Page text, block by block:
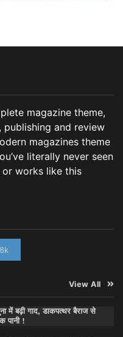
magazine theme,
publishing and review
magazines theme
literally never seen
works like this
8k
View All
में बढ़ी गाद, डाकपत्थर बैराज से
पानी !